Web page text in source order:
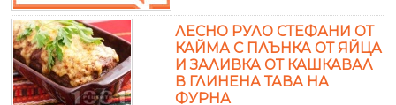
ЛЕСНО РУЛО СТЕФАНИ ОТ
КАЙМА С ПЛЪНКА ОТ ЯЙЦА
И ЗАЛИВКА ОТ КАШКАВАЛ
В ГЛИНЕНА ТАВА НА
ФУРНА